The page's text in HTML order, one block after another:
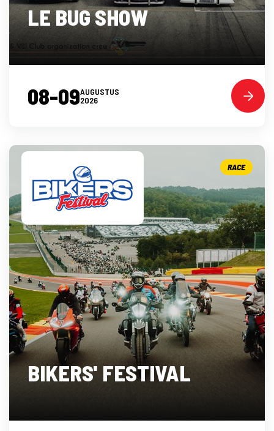
LE BUG SHOW
08-09AUGUSTUS
2026
BIKERS' FESTIVAL
RACE